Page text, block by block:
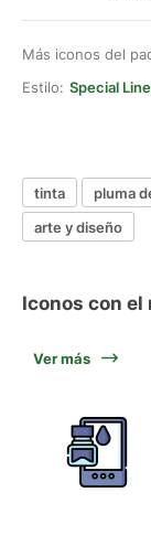
Más iconos del
Estilo: Special
tinta pluma
arte y diseño
Iconos con
Ver más